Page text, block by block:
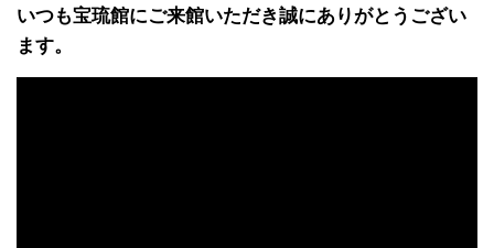
いつも宝琉館にご来館いただき誠にありがとうござい
ます。